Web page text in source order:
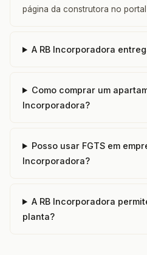
página da construtora no
A RB Incorporadora
Como comprar um
Incorporadora?
Posso usar FGTS em
Incorporadora?
A RB Incorporadora
planta?